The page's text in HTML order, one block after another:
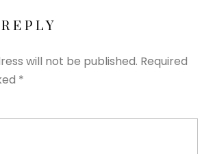
will not be published. Required
*